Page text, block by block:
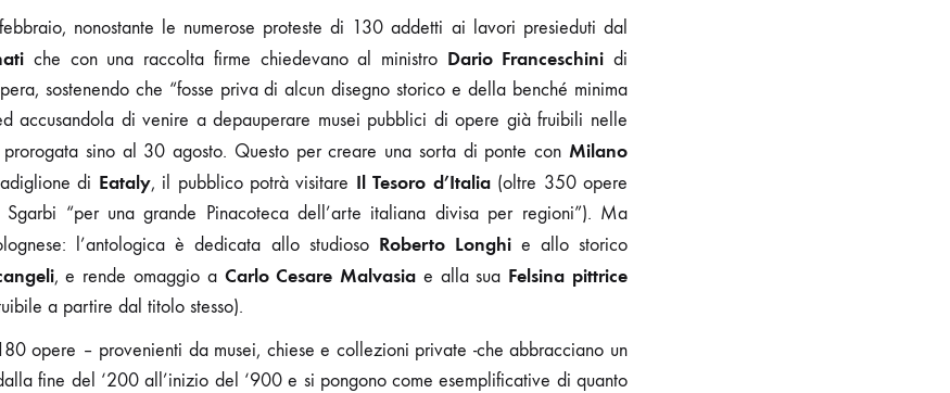
nonostante le numerose proteste di 130 addetti ai lavori presieduti dal
che con una raccolta firme chiedevano al ministro Dario Franceschini di
sostenendo che “fosse priva di alcun disegno storico e della benché minima
accusandola di venire a depauperare musei pubblici di opere già fruibili nelle
prorogata sino al 30 agosto. Questo per creare una sorta di ponte con Milano
di Eataly, il pubblico potrà visitare Il Tesoro d’Italia(oltre 350 opere
Sgarbi “per una grande Pinacoteca dell’arte italiana divisa per regioni”). Ma
l’antologica è dedicata allo studioso Roberto Longhie allo storico
, e rende omaggio a Carlo Cesare Malvasia e alla sua Felsina pittrice
a partire dal titolo stesso).
opere – provenienti da musei, chiese e collezioni private -che abbracciano un
fine del ‘200 all’inizio del ‘900 e si pongono come esemplificative di quanto